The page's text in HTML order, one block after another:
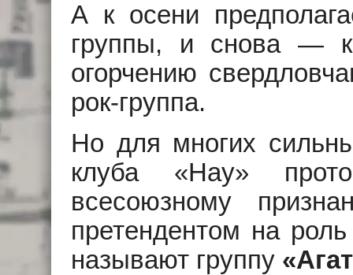
А к осени
группы, и снова —
огорчению
рок-группа.
Но для многих
клуба «Нау»
всесоюзному
претендентом на
называют группу